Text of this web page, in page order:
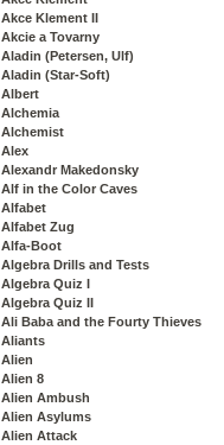
Akce Klement II
Akcie a Tovarny
Aladin (Petersen, Ulf)
Aladin (Star-Soft)
Albert
Alchemia
Alchemist
Alex
Alexandr Makedonsky
Alf in the Color Caves
Alfabet
Alfabet Zug
Alfa-Boot
Algebra Drills and Tests
Algebra Quiz I
Algebra Quiz II
Ali Baba and the Fourty Thieves
Aliants
Alien
Alien 8
Alien Ambush
Alien Asylums
Alien Attack